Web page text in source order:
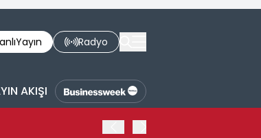
Yayın Radyo
AKIŞI